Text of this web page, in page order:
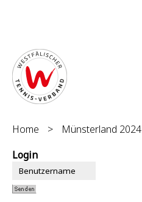
Home > Münsterland 2024
Login